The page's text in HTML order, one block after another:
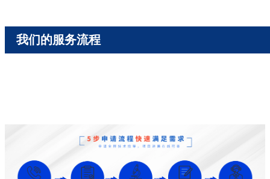
我们的服务流程